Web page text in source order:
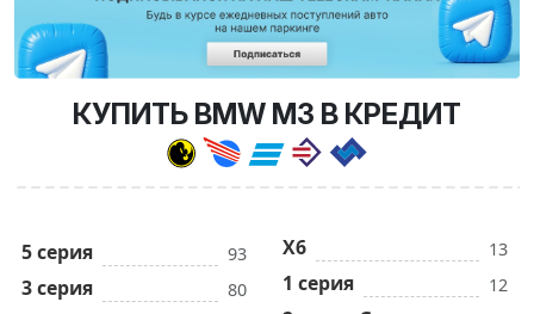
КУПИТЬ BMW M3 В КРЕДИТ
5 серия 93
3 серия 80
X6 13
1 серия 12